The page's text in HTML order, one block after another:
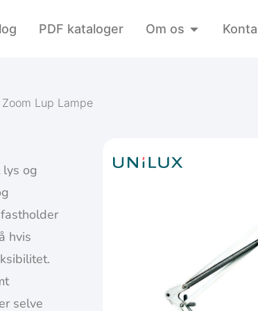
PDF kataloger Om os
Lup Lampe
og
hvis
selve